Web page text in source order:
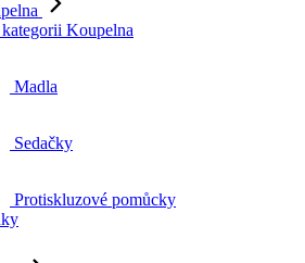
Koupelna
Madla
Sedačky
Protiskluzové pomůcky